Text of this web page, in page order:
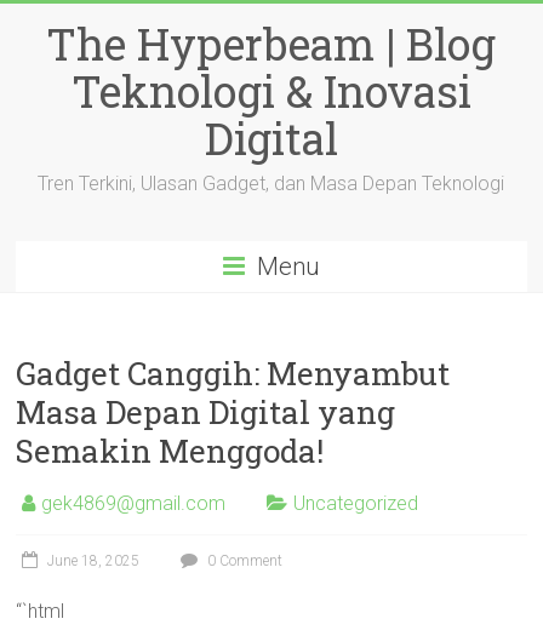
contentThe Hyperbeam | Blog
Teknologi & Inovasi
Digital
Tren Terkini, Ulasan Gadget, dan Masa Depan Teknologi
Menu
Gadget Canggih: Menyambut
Masa Depan Digital yang
Semakin Menggoda!
gek4869@gmail.com Uncategorized
June 18, 2025 0 Comment
“`html